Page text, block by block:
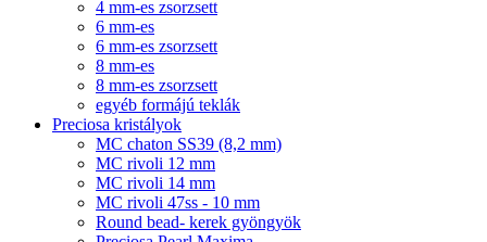
4 mm-es zsorzsett
6 mm-es
6 mm-es zsorzsett
8 mm-es
8 mm-es zsorzsett
egyéb formájú teklák
Preciosa kristályok
MC chaton SS39 (8,2 mm)
MC rivoli 12 mm
MC rivoli 14 mm
MC rivoli 47ss - 10 mm
Round bead- kerek gyöngyök